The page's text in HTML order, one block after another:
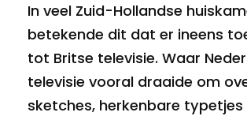
In veel Zuid-Hollandse
betekende dit dat er ineens
tot Britse televisie. Waar
televisie vooral draaide om
sketches, herkenbare typetjes